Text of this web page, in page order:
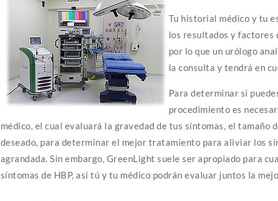
Tu historial médico y tu
los resultados y
por lo que un urólogo
la consulta y tendrá en
Para determinar si
procedimiento es
médico, el cual evaluará la gravedad de tus síntomas, el tamaño
deseado, para determinar el mejor tratamiento para aliviar los
agrandada. Sin embargo, GreenLight suele ser apropiado para
síntomas de HBP, así tú y tu médico podrán evaluar juntos la